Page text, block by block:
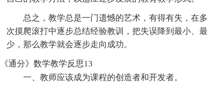
总之，教学总是一门遗憾的艺术，有得有失，在多
次摸爬滚打中逐步总结经验教训，把失误降到最小、最
少，那么教学就会逐步走向成功。
《通分》数学教学反思13
一、教师应该成为课程的创造者和开发者。